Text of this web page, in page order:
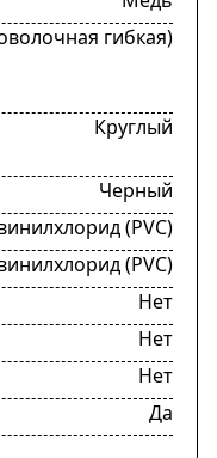
гибкая)
Круглый
Черный
(PVC)
(PVC)
Нет
Нет
Нет
Да